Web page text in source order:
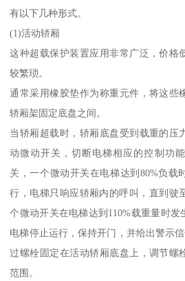
有以下几种形式。
(1)活动轿厢
这种超载保护装置应用非常广泛，价格
较繁琐。
通常采用橡胶垫作为称重元件，将这些
轿厢架固定底盘之间。
当轿厢超载时，轿厢底盘受到载重的压
动微动开关，切断电梯相应的控制功
关，一个微动开关在电梯达到80%负载
行，电梯只响应轿厢内的呼叫，直到驶
个微动开关在电梯达到110%载重量时发
电梯停止运行，保持开门，并给出警示
过螺栓固定在活动轿厢底盘上，调节螺
范围。